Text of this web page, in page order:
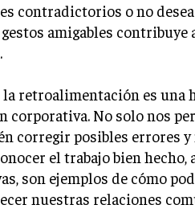
contradictorios o no
amigables contribuye
retroalimentación es una
corporativa. No solo nos
corregir posibles errores
el trabajo bien hecho,
son ejemplos de cómo
nuestras relaciones